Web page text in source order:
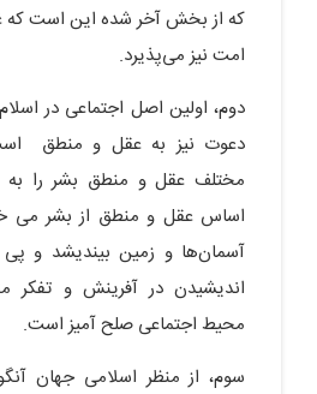
که از بخش آخر شده این است که
امت نیز می‌پذیرد.
دوم، اولین اصل اجتماعی در
دعوت نیز به عقل و منطق
مختلف عقل و منطق بشر را
اساس عقل و منطق از بشر می
آسمان‌ها و زمین بیندیشد و پی
اندیشیدن در آفرینش و تفکر
محیط اجتماعی صلح آمیز است.
سوم، از منظر اسلامی جهان